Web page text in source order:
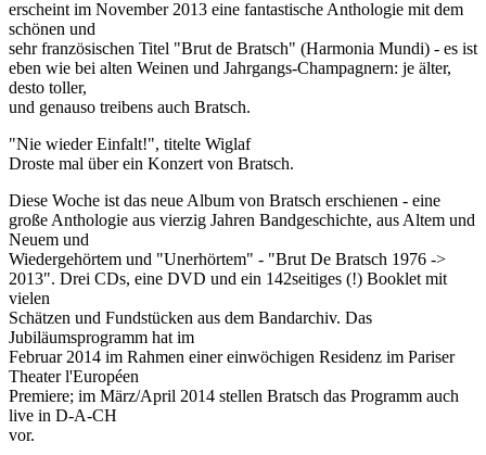
erscheint im November 2013 eine fantastische Anthologie mit dem
schönen und
sehr französischen Titel "Brut de Bratsch" (Harmonia Mundi) - es ist
eben wie bei alten Weinen und Jahrgangs-Champagnern: je älter,
desto toller,
und genauso treibens auch Bratsch.
"Nie wieder Einfalt!", titelte Wiglaf
Droste mal über ein Konzert von Bratsch.
Diese Woche ist das neue Album von Bratsch erschienen - eine
große Anthologie aus vierzig Jahren Bandgeschichte, aus Altem und
Neuem und
Wiedergehörtem und "Unerhörtem" - "Brut De Bratsch 1976 ->
2013". Drei CDs, eine DVD und ein 142seitiges (!) Booklet mit
vielen
Schätzen und Fundstücken aus dem Bandarchiv. Das
Jubiläumsprogramm hat im
Februar 2014 im Rahmen einer einwöchigen Residenz im Pariser
Theater l'Européen
Premiere; im März/April 2014 stellen Bratsch das Programm auch
live in D-A-CH
vor.